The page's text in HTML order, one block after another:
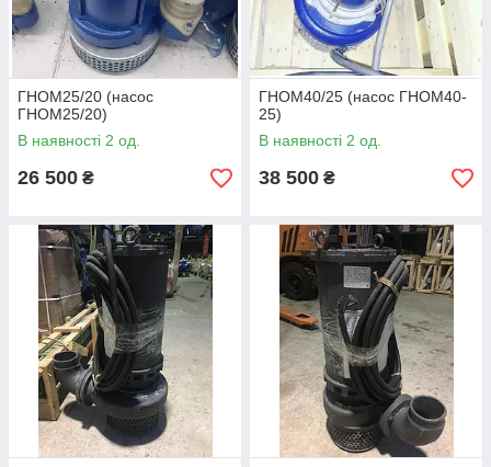
Характеристики насосів ГНОМ
ГНОМ25/20 (насос
ГНОМ25/20)
В наявності 2 од.
26 500 ₴
ГНОМ40/25 (насос ГНОМ40-
25)
В наявності 2 од.
38 500 ₴